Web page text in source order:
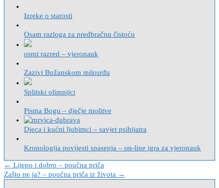
Izreke o starosti
Osam razloga za predbračnu čistoću
osmi razred – vjeronauk
Zazivi Božanskom milosrđu
Splitski olimpijci
Pisma Bogu – dječje molitve
Djeca i kućni ljubimci – savjet psihijatra
Kronologija povijesti spasenja – on-line igra za vjeronauk
Navigacija
objava
← Lijepo i dobro – poučna priča
Zašto ne ja? – poučna priča iz života →